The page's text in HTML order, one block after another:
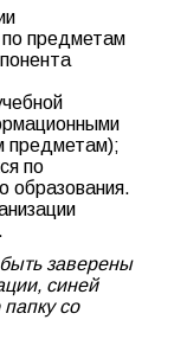
по предметам
предметам);
по
образования.
заверены
синей
со